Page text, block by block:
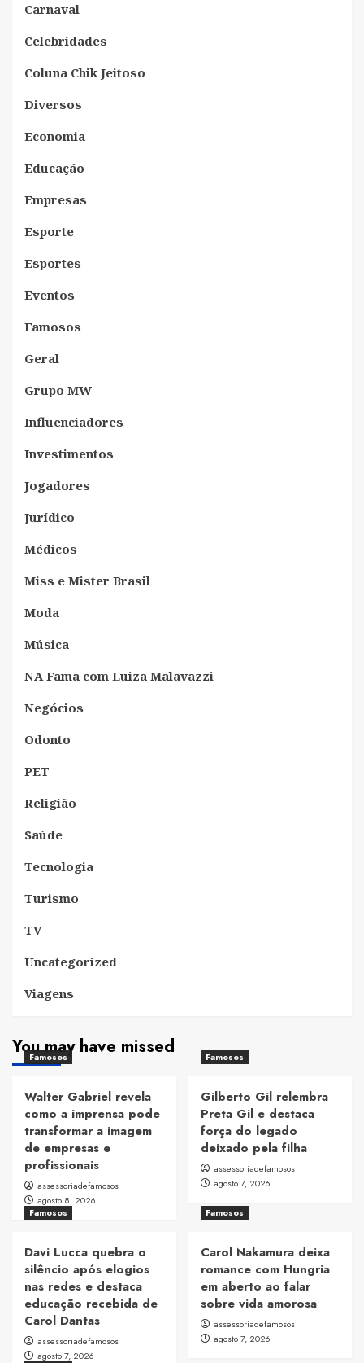
Carnaval
Celebridades
Coluna Chik Jeitoso
Diversos
Economia
Educação
Empresas
Esporte
Esportes
Eventos
Famosos
Geral
Grupo MW
Influenciadores
Investimentos
Jogadores
Jurídico
Médicos
Miss e Mister Brasil
Moda
Música
NA Fama com Luiza Malavazzi
Negócios
Odonto
PET
Religião
Saúde
Tecnologia
Turismo
TV
Uncategorized
Viagens
You may have missed
Famosos
Walter Gabriel revela
como a imprensa pode
transformar a imagem
de empresas e
profissionais
assessoriadefamosos
agosto 8, 2026
Famosos
Gilberto Gil relembra
Preta Gil e destaca
força do legado
deixado pela filha
assessoriadefamosos
agosto 7, 2026
Famosos
Davi Lucca quebra o
silêncio após elogios
nas redes e destaca
educação recebida de
Carol Dantas
assessoriadefamosos
agosto 7, 2026
Famosos
Carol Nakamura deixa
romance com Hungria
em aberto ao falar
sobre vida amorosa
assessoriadefamosos
agosto 7, 2026